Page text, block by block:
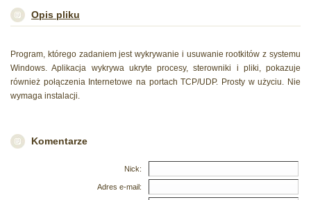
Opis pliku
Program, którego zadaniem jest wykrywanie i usuwanie rootkitów z systemu
Windows. Aplikacja wykrywa ukryte procesy, sterowniki i pliki, pokazuje
również połączenia Internetowe na portach TCP/UDP. Prosty w użyciu. Nie
wymaga instalacji.
Komentarze
Nick:
Adres e-mail: